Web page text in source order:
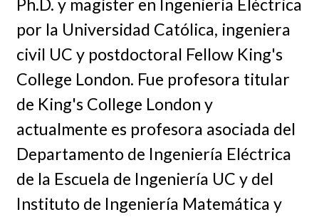
Ph.D. y magíster en Ingeniería Eléctrica
por la Universidad Católica, ingeniera
civil UC y postdoctoral Fellow King's
College London. Fue profesora titular
de King's College London y
actualmente es profesora asociada del
Departamento de Ingeniería Eléctrica
de la Escuela de Ingeniería UC y del
Instituto de Ingeniería Matemática y